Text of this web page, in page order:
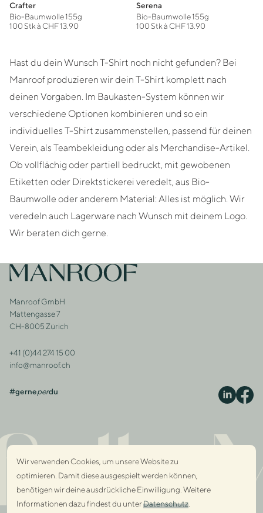
Crafter
Bio-Baumwolle 155g
100 Stk à CHF 13.90
Serena
Bio-Baumwolle 155g
100 Stk à CHF 13.90
Hast du dein Wunsch T-Shirt noch nicht gefunden? Bei
Manroof produzieren wir dein T-Shirt komplett nach
deinen Vorgaben. Im Baukasten-System können wir
verschiedene Optionen kombinieren und so ein
individuelles T-Shirt zusammenstellen, passend für deinen
Verein, als Teambekleidung oder als Merchandise-Artikel.
Ob vollflächig oder partiell bedruckt, mit gewobenen
Etiketten oder Direktstickerei veredelt, aus Bio-
Baumwolle oder anderem Material: Alles ist möglich. Wir
veredeln auch Lagerware nach Wunsch mit deinem Logo.
Wir beraten dich gerne.
Footer
Zur Startseite
Adresse
Manroof GmbH
Mattengasse 7
CH-8005 Zürich
Kontakt
+41 (0)44 274 15 00
info@manroof.ch
#gerneperdu
Wir verwenden Cookies, um unsere Website zu
optimieren. Damit diese ausgespielt werden können,
benötigen wir deine ausdrückliche Einwilligung. Weitere
Informationen dazu findest du unterDatenschutz